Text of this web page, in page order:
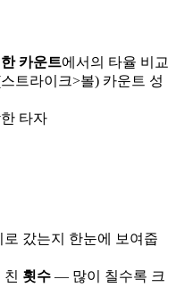
카운트에서의 타율 비교
트라이크>볼) 카운트 성
타자
갔는지 한눈에 보여줍
친 횟수 — 많이 칠수록 크